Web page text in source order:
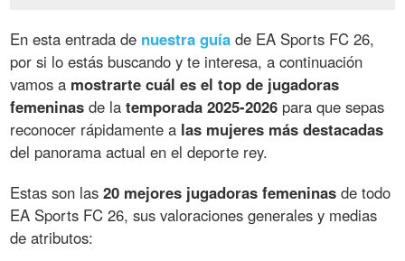
En esta entrada de nuestra guía de EA Sports FC 26,
por si lo estás buscando y te interesa, a continuación
vamos a mostrarte cuál es el top de jugadoras
femeninas de latemporada 2025-2026 para que sepas
reconocer rápidamente a las mujeres más destacadas
del panorama actual en el deporte rey.
Estas son las20 mejores jugadoras femeninas de todo
EA Sports FC 26, sus valoraciones generales y medias
de atributos: